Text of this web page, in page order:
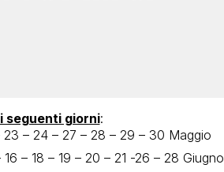
seguenti giorni:
23 – 24 – 27 – 28 – 29 – 30 Maggio
16 – 18 – 19 – 20 – 21 -26 – 28 Giugno